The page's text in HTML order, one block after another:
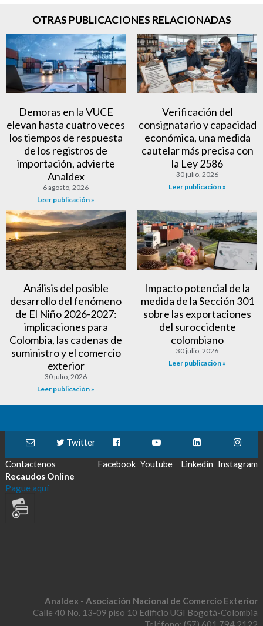
OTRAS PUBLICACIONES RELACIONADAS
Demoras en la VUCE
elevan hasta cuatro veces
los tiempos de respuesta
de los registros de
importación, advierte
Analdex
6 agosto, 2026
Leer publicación »
Verificación del
consignatario y capacidad
económica, una medida
cautelar más precisa con
la Ley 2586
30 julio, 2026
Leer publicación »
Análisis del posible
desarrollo del fenómeno
de El Niño 2026-2027:
implicaciones para
Colombia, las cadenas de
suministro y el comercio
exterior
30 julio, 2026
Leer publicación »
Impacto potencial de la
medida de la Sección 301
sobre las exportaciones
del suroccidente
colombiano
30 julio, 2026
Leer publicación »
Contactenos
Twitter
Facebook Youtube Linkedin Instagram
Recaudos Online
Pague aquí
Analdex - Asociación Nacional de Comercio Exterior
Calle 40 No. 13-09 piso 10 Edificio UGI Bogotá-Colombia